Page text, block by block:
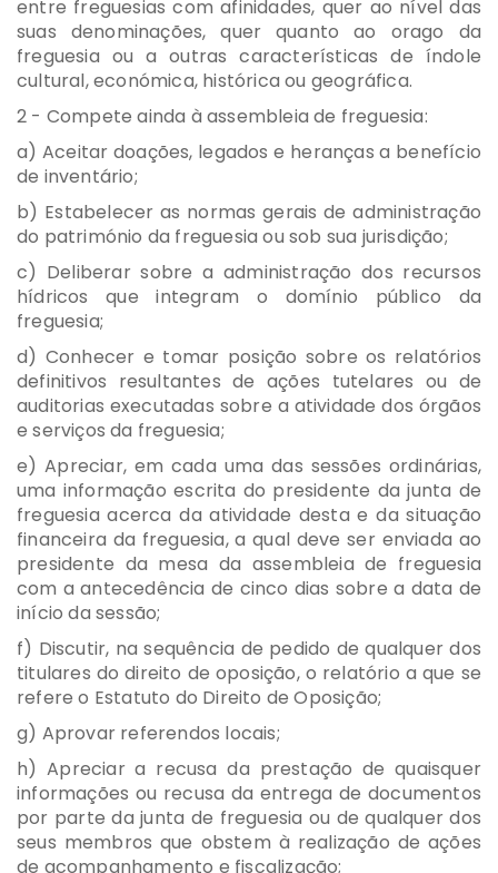
entre freguesias com afinidades, quer ao nível das
suas denominações, quer quanto ao orago da
freguesia ou a outras características de índole
cultural, económica, histórica ou geográfica.
2 - Compete ainda à assembleia de freguesia:
a) Aceitar doações, legados e heranças a benefício
de inventário;
b) Estabelecer as normas gerais de administração
do património da freguesia ou sob sua jurisdição;
c) Deliberar sobre a administração dos recursos
hídricos que integram o domínio público da
freguesia;
d) Conhecer e tomar posição sobre os relatórios
definitivos resultantes de ações tutelares ou de
auditorias executadas sobre a atividade dos órgãos
e serviços da freguesia;
e) Apreciar, em cada uma das sessões ordinárias,
uma informação escrita do presidente da junta de
freguesia acerca da atividade desta e da situação
financeira da freguesia, a qual deve ser enviada ao
presidente da mesa da assembleia de freguesia
com a antecedência de cinco dias sobre a data de
início da sessão;
f) Discutir, na sequência de pedido de qualquer dos
titulares do direito de oposição, o relatório a que se
refere o Estatuto do Direito de Oposição;
g) Aprovar referendos locais;
h) Apreciar a recusa da prestação de quaisquer
informações ou recusa da entrega de documentos
por parte da junta de freguesia ou de qualquer dos
seus membros que obstem à realização de ações
de acompanhamento e fiscalização;